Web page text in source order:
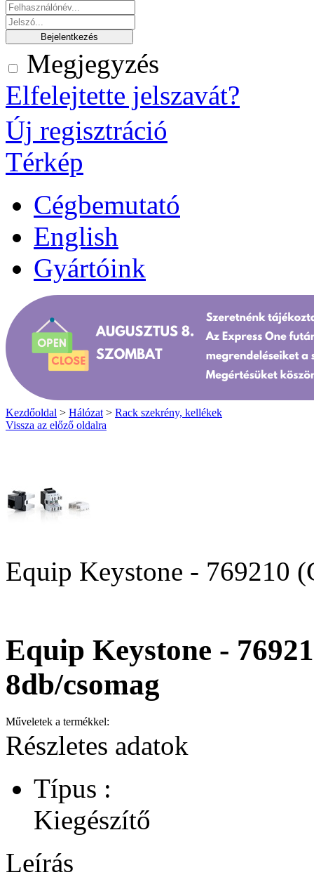
Megjegyzés
Elfelejtette jelszavát?
Új regisztráció
Térkép
Cégbemutató
English
Gyártóink
Kezdőoldal > Hálózat > Rack szekrény, kellékek
Vissza az előző oldalra
Equip Keystone - 769210
Equip Keystone -
8db/csomag
Műveletek a termékkel:
Részletes adatok
Típus :
Kiegészítő
Leírás